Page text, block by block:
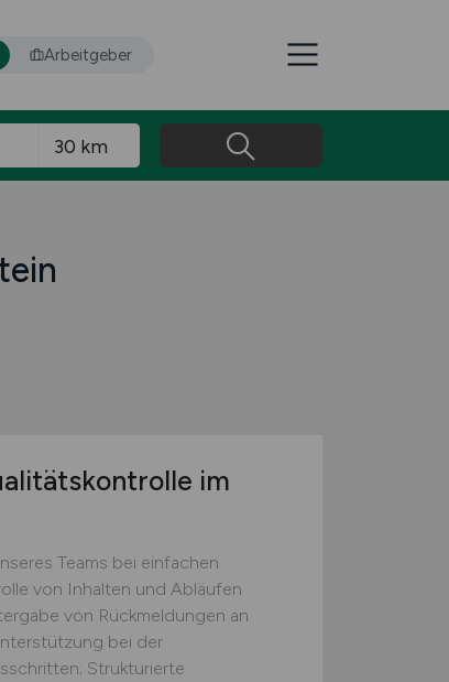
Arbeitgeber
im
Teams bei einfachen
von Inhalten und Abläufen
von Rückmeldungen an
bei der
Strukturierte